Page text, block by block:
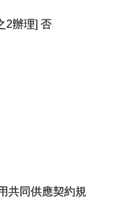
2辦理] 否
共同供應契約規